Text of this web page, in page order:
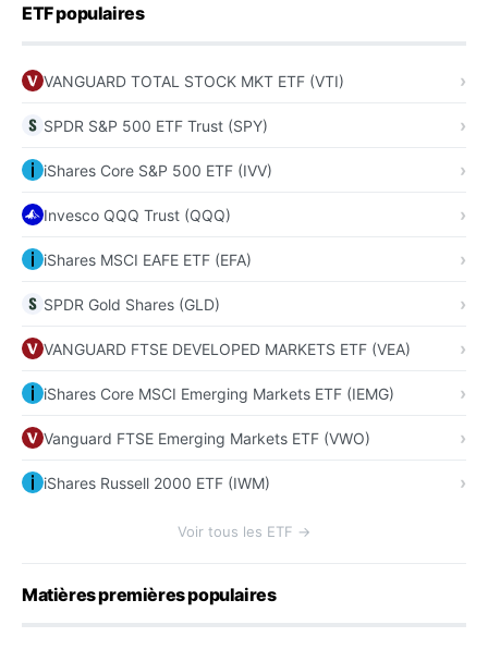
ETF populaires
VANGUARD TOTAL STOCK MKT ETF (VTI)
SPDR S&P 500 ETF Trust (SPY)
iShares Core S&P 500 ETF (IVV)
Invesco QQQ Trust (QQQ)
iShares MSCI EAFE ETF (EFA)
SPDR Gold Shares (GLD)
VANGUARD FTSE DEVELOPED MARKETS ETF (VEA)
iShares Core MSCI Emerging Markets ETF (IEMG)
Vanguard FTSE Emerging Markets ETF (VWO)
iShares Russell 2000 ETF (IWM)
Voir tous les ETF →
Matières premières populaires